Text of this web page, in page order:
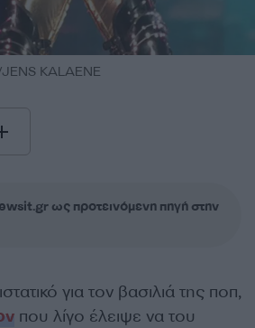
KALAENE
ως προτεινόμενη πηγή στην
για τον βασιλιά της ποπ,
που λίγο έλειψε να του